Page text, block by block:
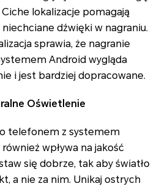
lokalizacje pomagają
dźwięki w nagraniu.
sprawia, że nagranie
Android wygląda
i jest bardziej dopracowane.
Oświetlenie
telefonem z systemem
wpływa na jakość
się dobrze, tak aby światło
a nie za nim. Unikaj ostrych